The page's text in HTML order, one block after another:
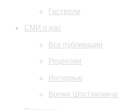
Гастроли
СМИ о нас
Все публикации
Рецензии
Интервью
Время Шостаковича